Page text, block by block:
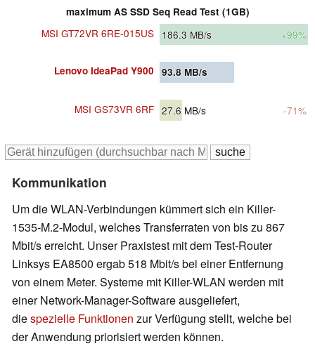
maximum AS SSD Seq Read Test (1GB)
MSI GT72VR 6RE-015US 186.3 MB/s +99%
Lenovo IdeaPad Y900 93.8 MB/s
MSI GS73VR 6RF 27.6 MB/s -71%
Kommunikation
Um die WLAN-Verbindungen kümmert sich ein Killer-
1535-M.2-Modul, welches Transferraten von bis zu 867
Mbit/s erreicht. Unser Praxistest mit dem Test-Router
Linksys EA8500 ergab 518 Mbit/s bei einer Entfernung
von einem Meter. Systeme mit Killer-WLAN werden mit
einer Network-Manager-Software ausgeliefert,
diespezielle Funktionen zur Verfügung stellt, welche bei
der Anwendung priorisiert werden können.